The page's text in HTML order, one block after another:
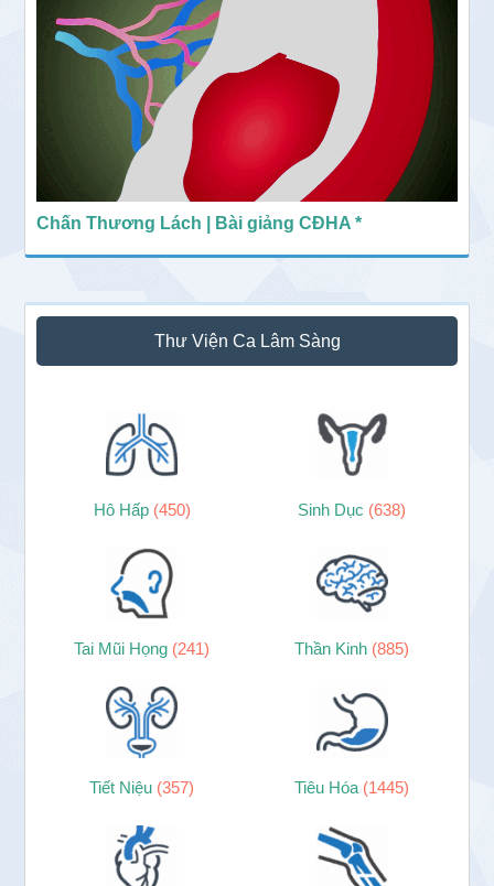
Chấn Thương Lách | Bài giảng CĐHA *
Thư Viện Ca Lâm Sàng
Hô Hấp (450) Sinh Dục (638)
Tai Mũi Họng (241) Thần Kinh (885)
Tiết Niệu (357) Tiêu Hóa (1445)